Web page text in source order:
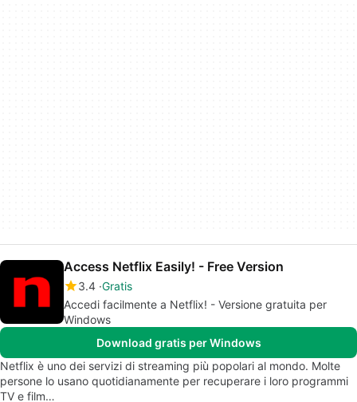
Access Netflix Easily! - Free Version
3.4 Gratis
Accedi facilmente a Netflix! - Versione gratuita per
Windows
Download gratis per Windows
Netflix è uno dei servizi di streaming più popolari al mondo. Molte
persone lo usano quotidianamente per recuperare i loro programmi
TV e film…